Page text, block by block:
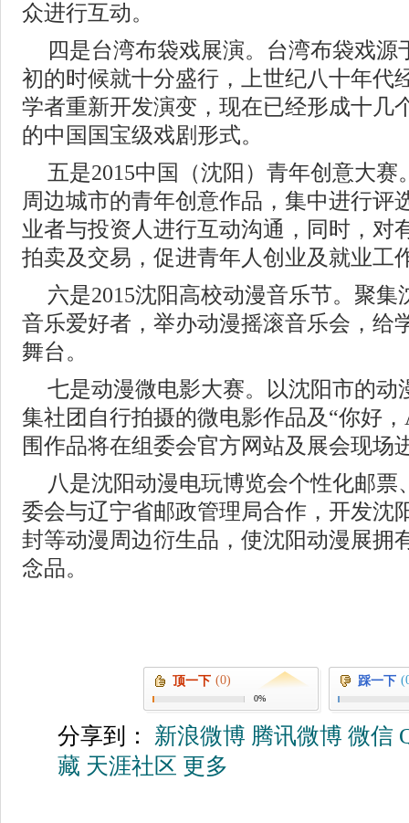
众进行互动。
四是台湾布袋戏展演。台湾布袋戏源
初的时候就十分盛行，上世纪八十年代
学者重新开发演变，现在已经形成十几
的中国国宝级戏剧形式。
五是2015中国（沈阳）青年创意大
周边城市的青年创意作品，集中进行评
业者与投资人进行互动沟通，同时，对
拍卖及交易，促进青年人创业及就业工
六是2015沈阳高校动漫音乐节。聚
音乐爱好者，举办动漫摇滚音乐会，给
舞台。
七是动漫微电影大赛。以沈阳市的动
集社团自行拍摄的微电影作品及“你好
围作品将在组委会官方网站及展会现场
八是沈阳动漫电玩博览会个性化邮票
委会与辽宁省邮政管理局合作，开发沈
封等动漫周边衍生品，使沈阳动漫展拥
念品。
顶一下 (0)
0%
踩一下
分享到： 新浪微博 腾讯微博 微信
藏 天涯社区 更多